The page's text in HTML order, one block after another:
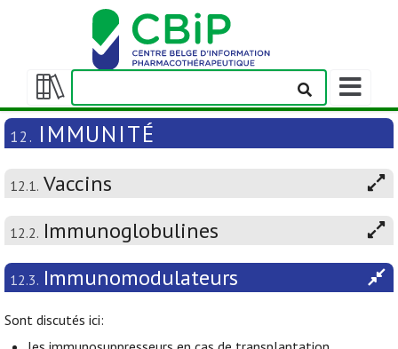
Afficher/masquer
la
table
matières
Afficher/
la
barre
navigation
12. IMMUNITÉ
12.1. Vaccins
12.2. Immunoglobulines
12.3. Immunomodulateurs
Sont discutés ici: